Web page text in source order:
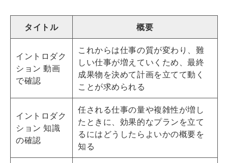
タイトル 概要
イントロダク
ション 動画
で確認
これからは仕事の質が変わり、難
しい仕事が増えていくため、最終
成果物を決めて計画を立てて動く
ことが求められる
イントロダク
ション 知識
の確認
任される仕事の量や複雑性が増し
たときに、効果的なプランを立て
るにはどうしたらよいかの概要を
知る